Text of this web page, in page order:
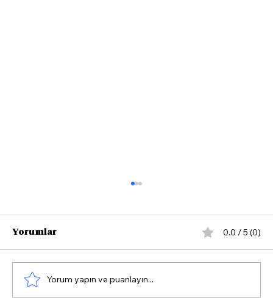
Yorumlar 0.0 / 5 (0)
Yorum yapın ve puanlayın...